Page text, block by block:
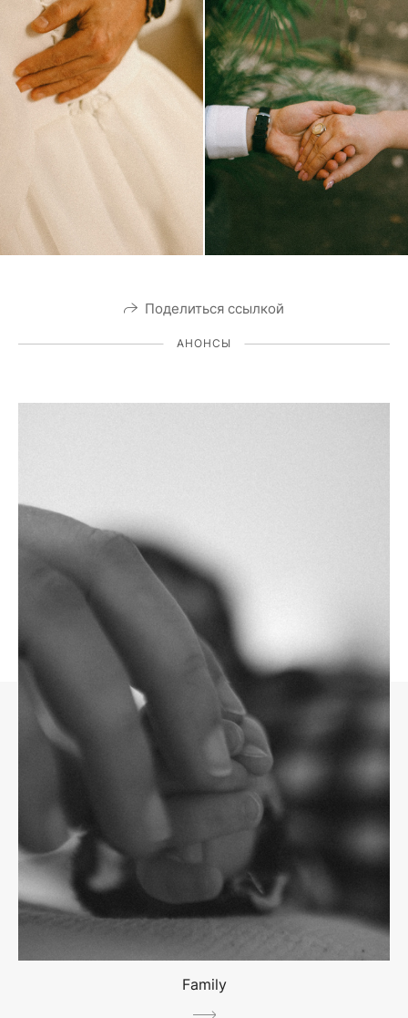
Поделиться ссылкой
АНОНСЫ
Family